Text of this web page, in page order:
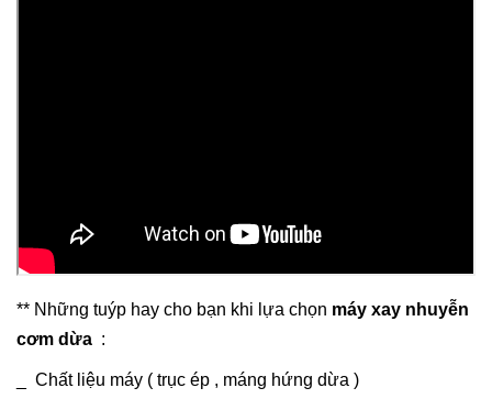
** Những tuýp hay cho bạn khi lựa chọn máy xay nhuyễn
cơm dừa :
_ Chất liệu máy ( trục ép , máng hứng dừa )